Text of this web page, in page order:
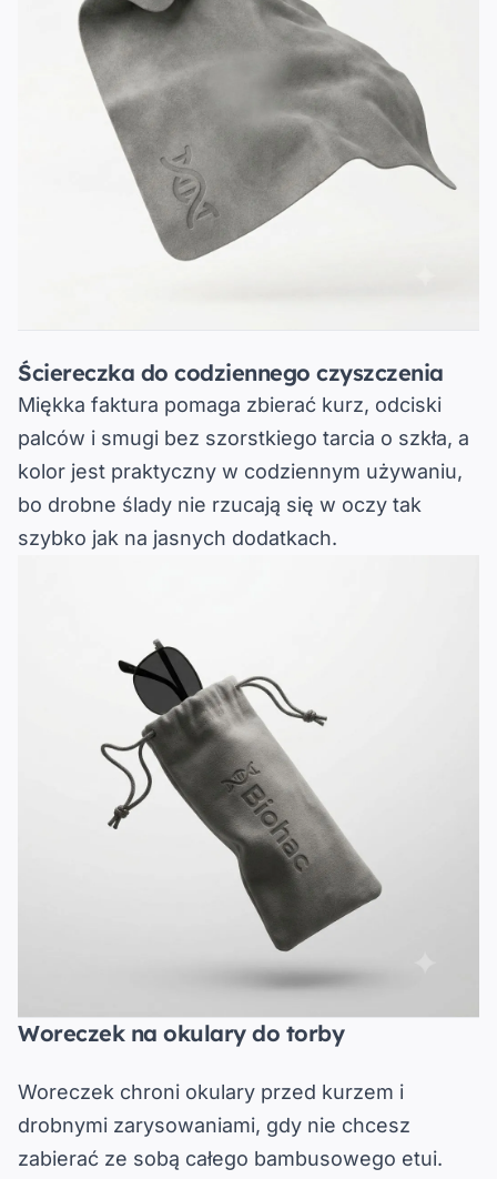
Ściereczka do codziennego czyszczenia
Miękka faktura pomaga zbierać kurz, odciski
palców i smugi bez szorstkiego tarcia o szkła, a
kolor jest praktyczny w codziennym używaniu,
bo drobne ślady nie rzucają się w oczy tak
szybko jak na jasnych dodatkach.
Woreczek na okulary do torby
Woreczek chroni okulary przed kurzem i
drobnymi zarysowaniami, gdy nie chcesz
zabierać ze sobą całego bambusowego etui.